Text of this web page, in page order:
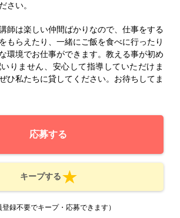
さい。
師は楽しい仲間ばかりなので、仕事をする
もらえたり、一緒にご飯を食べに行ったり
環境でお仕事ができます。教える事が初め
りません、安心して指導していただけま
ひ私たちに貸してください。お待ちしてま
応募する
キープする
登録不要でキープ・応募できます）